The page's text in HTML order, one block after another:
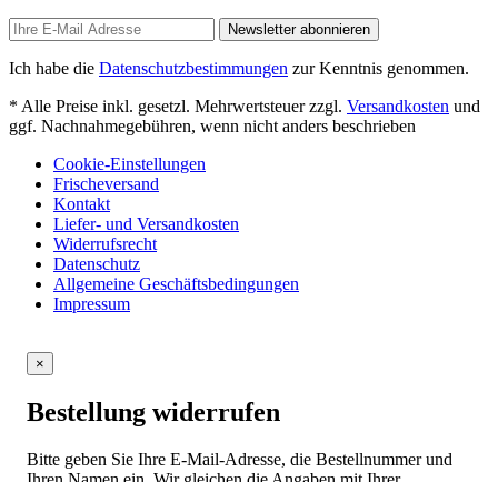
Newsletter abonnieren
Ich habe die Datenschutzbestimmungen zur Kenntnis genommen.
* Alle Preise inkl. gesetzl. Mehrwertsteuer zzgl. Versandkosten und
ggf. Nachnahmegebühren, wenn nicht anders beschrieben
Cookie-Einstellungen
Frischeversand
Kontakt
Liefer- und Versandkosten
Widerrufsrecht
Datenschutz
Allgemeine Geschäftsbedingungen
Impressum
×
Bestellung widerrufen
Bitte geben Sie Ihre E-Mail-Adresse, die Bestellnummer und